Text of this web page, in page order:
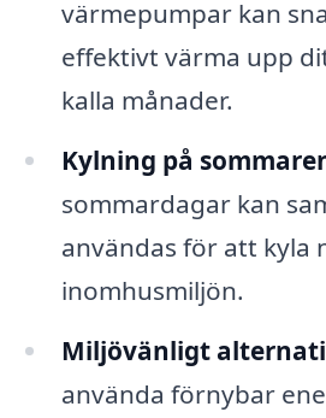
värmepumpar kan
effektivt värma upp
kalla månader.
Kylning på
sommardagar kan
användas för att kyla
inomhusmiljön.
Miljövänligt
använda förnybar